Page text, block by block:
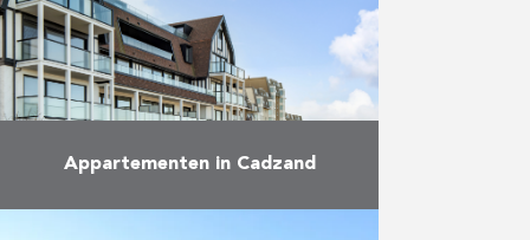
Meer
Appartementen in Cadzand